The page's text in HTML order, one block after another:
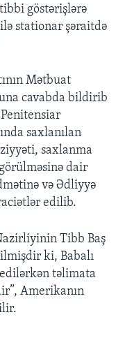
göstərişlərə
stationar şəraitdə
Mətbuat
cavabda bildirib
saxlanılan
saxlanma
dair
və Ədliyyə
edilib.
Tibb Baş
ki, Babalı
təlimata
Amerikanın